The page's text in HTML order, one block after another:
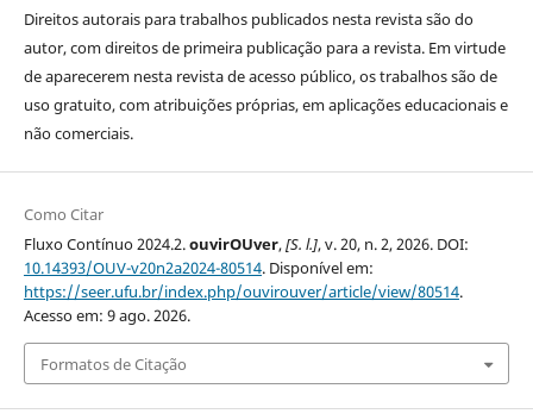
Direitos autorais para trabalhos publicados nesta revista são do
autor, com direitos de primeira publicação para a revista. Em virtude
de aparecerem nesta revista de acesso público, os trabalhos são de
uso gratuito, com atribuições próprias, em aplicações educacionais e
não comerciais.
Como Citar
Fluxo Contínuo 2024.2.ouvirOUver,[S. l.], v. 20, n. 2, 2026. DOI:
10.14393/OUV-v20n2a2024-80514. Disponível em:
https://seer.ufu.br/index.php/ouvirouver/article/view/80514.
Acesso em: 9 ago. 2026.
Formatos de Citação